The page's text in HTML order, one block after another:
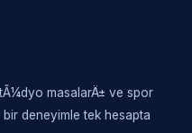
masalarÄ± ve spor
deneyimle tek hesapta